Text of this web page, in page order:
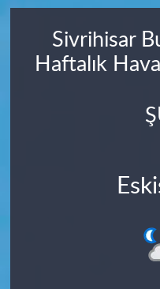
Sivrihisar
Haftalık
Turgutlu
Salihli
Manisa Trafik
Süper Lig Puan